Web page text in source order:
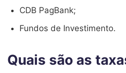
CDB PagBank;
Fundos de Investimento.
Quais são as